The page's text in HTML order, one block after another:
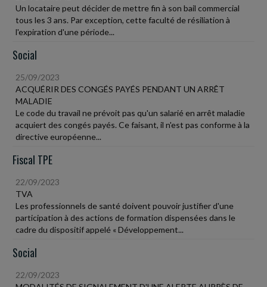
Un locataire peut décider de mettre fin à son bail commercial
tous les 3 ans. Par exception, cette faculté de résiliation à
l'expiration d'une période...
Social
25/09/2023
ACQUÉRIR DES CONGÉS PAYÉS PENDANT UN ARRÊT
MALADIE
Le code du travail ne prévoit pas qu'un salarié en arrêt maladie
acquiert des congés payés. Ce faisant, il n'est pas conforme à la
directive européenne...
Fiscal TPE
22/09/2023
TVA
Les professionnels de santé doivent pouvoir justifier d'une
participation à des actions de formation dispensées dans le
cadre du dispositif appelé « Développement...
Social
22/09/2023